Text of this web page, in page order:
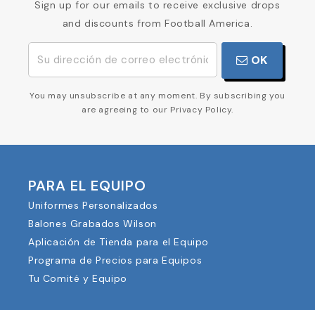
Sign up for our emails to receive exclusive drops
and discounts from Football America.
OK
You may unsubscribe at any moment. By subscribing you
are agreeing to our Privacy Policy.
PARA EL EQUIPO
Uniformes Personalizados
Balones Grabados Wilson
Aplicación de Tienda para el Equipo
Programa de Precios para Equipos
Tu Comité y Equipo